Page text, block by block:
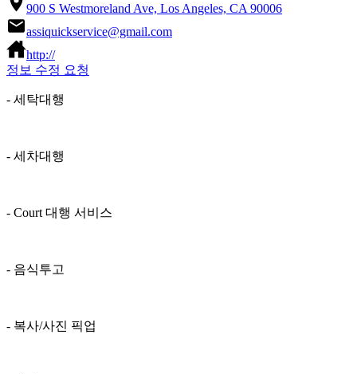
900 S Westmoreland Ave, Los Angeles, CA 90006
assiquickservice@gmail.com
http://
정보 수정 요청
- 세탁대행
- 세차대행
- Court 대행 서비스
- 음식투고
- 복사/사진 픽업